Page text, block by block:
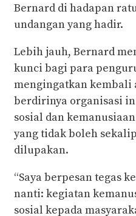
Bernard di hadapan
undangan yang hadir.
Lebih jauh, Bernard
kunci bagi para
mengingatkan kembali
berdirinya organisasi
sosial dan
yang tidak boleh
dilupakan.
“Saya berpesan tegas
nanti: kegiatan
sosial kepada